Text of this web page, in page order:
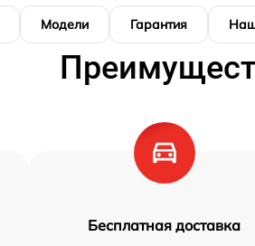
Модели Гарантия
Бесплатная доставка